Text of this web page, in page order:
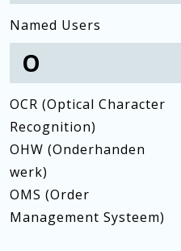
Named Users
O
OCR (Optical Character
Recognition)
OHW (Onderhanden
werk)
OMS (Order
Management Systeem)